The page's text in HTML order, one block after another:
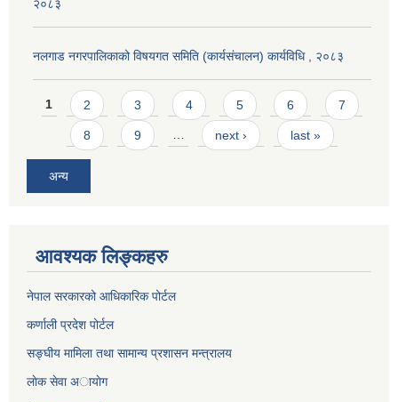
२०८३
नलगाड नगरपालिकाको विषयगत समिति (कार्यसंचालन) कार्यविधि , २०८३
Pages
1 2 3 4 5 6 7
8 9 … next › last »
अन्य
आवश्यक लिङ्कहरु
नेपाल सरकारको आधिकारिक पोर्टल
कर्णाली प्रदेश पोर्टल
सङ्घीय मामिला तथा सामान्य प्रशासन मन्त्रालय
लाेक सेवा अायाेग